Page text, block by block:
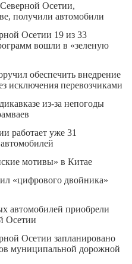
Осетии,
получили автомобили
Осетии 19 из 33
вошли в «зеленую
обеспечить внедрение
исключения перевозчиками
из-за непогоды
работает уже 31
мотивы» в Китае
«цифрового двойника»
автомобилей приобрели
Осетии
Осетии запланировано
муниципальной дорожной